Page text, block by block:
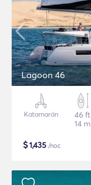
Lagoon 46
Katamarán
46 ft
14 m
$1,435 /noc